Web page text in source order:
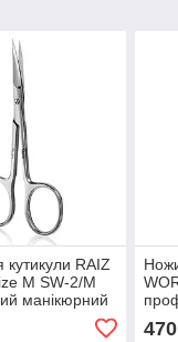
кутикули RAIZ
M SW-2/M
манікюрний
470